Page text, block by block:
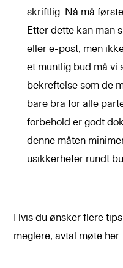
skriftlig. Nå må
Etter dette kan man
eller e-post, men
et muntlig bud må vi
bekreftelse som de
bare bra for alle
forbehold er godt
denne måten
usikkerheter rundt
Hvis du ønsker flere
meglere, avtal møte her: